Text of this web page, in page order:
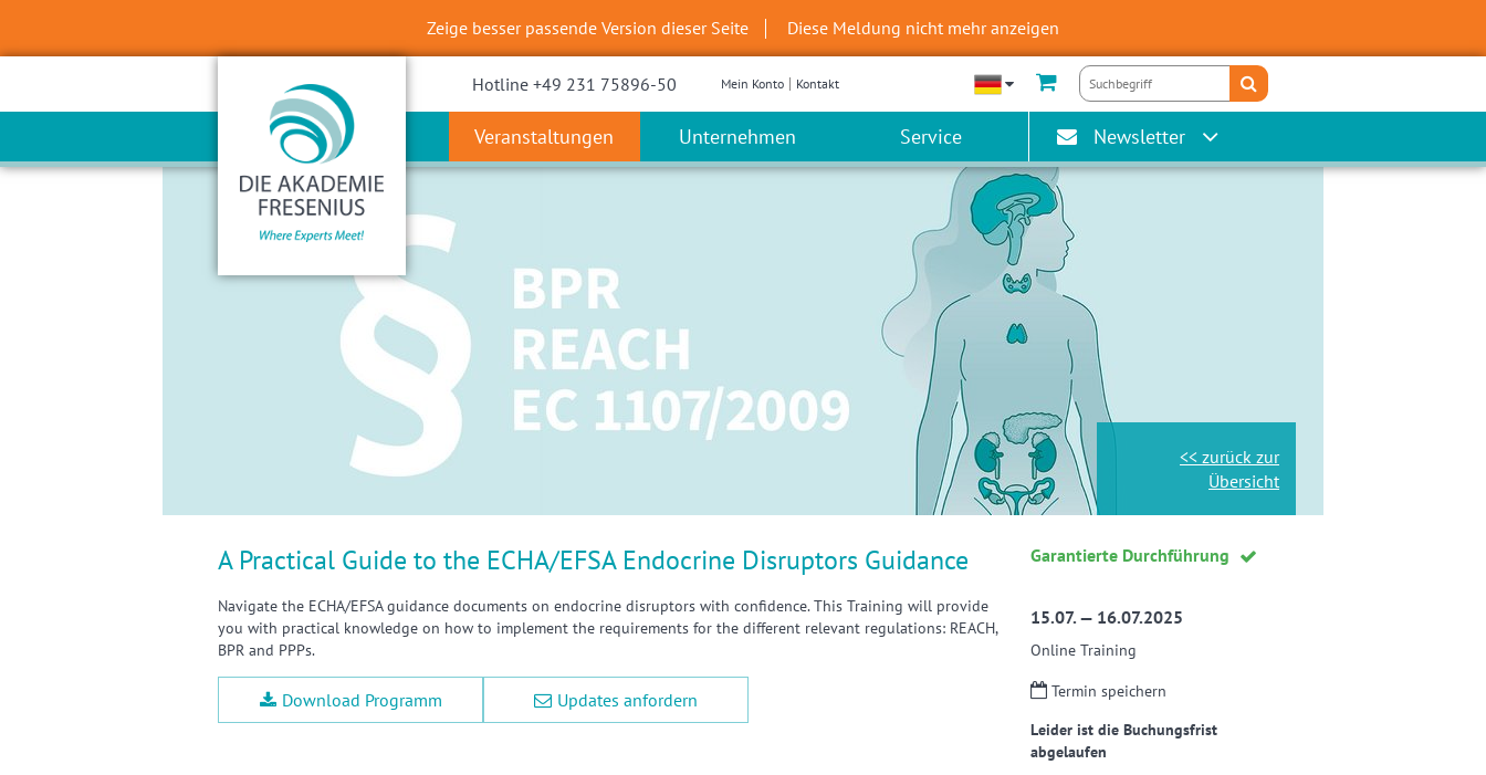
Zeige besser passende Version dieser Seite Diese Meldung nicht mehr anzeigen
Hotline +49 231 75896-50 Mein Konto Kontakt
Veranstaltungen Unternehmen Service Newsletter
<< zurück zur
Übersicht
A Practical Guide to the ECHA/EFSA Endocrine Disruptors Guidance
Navigate the ECHA/EFSA guidance documents on endocrine disruptors with confidence. This Training will provide
you with practical knowledge on how to implement the requirements for the different relevant regulations: REACH,
BPR and PPPs.
Download Programm Updates anfordern
Garantierte Durchführung
15.07. — 16.07.2025
Online Training
Termin speichern
Leider ist die Buchungsfrist
abgelaufen